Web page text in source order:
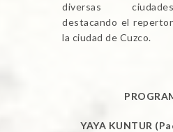
diversas
destacando el
la ciudad de Cuzco.
YAYA KUNTUR